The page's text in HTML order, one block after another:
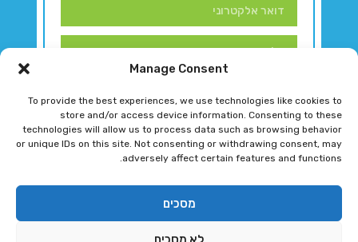
Manage Consent
To provide the best experiences, we use technologies like cookies to
store and/or access device information. Consenting to these
technologies will allow us to process data such as browsing behavior
or unique IDs on this site. Not consenting or withdrawing consent, may
adversely affect certain features and functions.
מסכים